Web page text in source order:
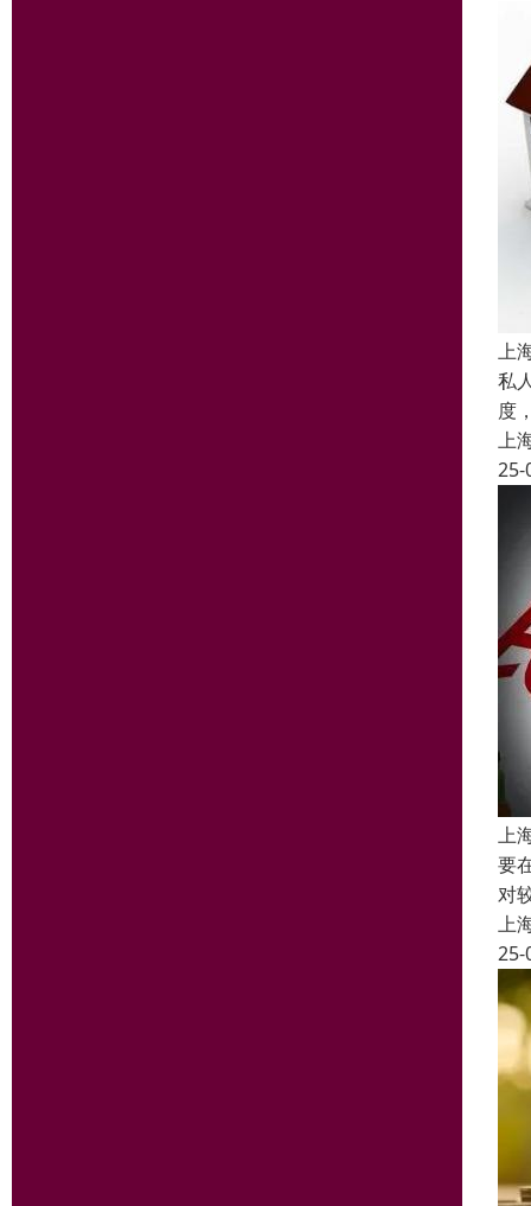
上
私
度
上
25-
上
要
对
上
25-